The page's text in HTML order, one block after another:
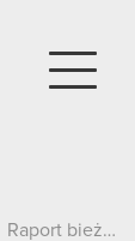
Raport bieżący nr 29/2012